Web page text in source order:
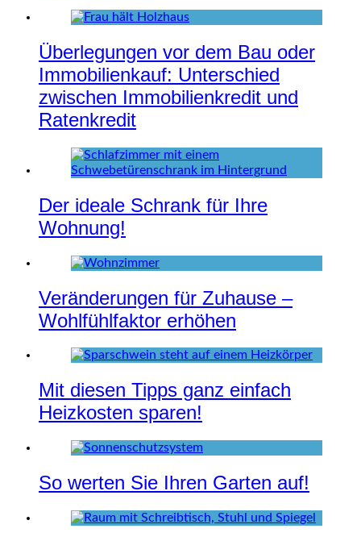
Überlegungen vor dem Bau oder
Immobilienkauf: Unterschied
zwischen Immobilienkredit und
Ratenkredit
Der ideale Schrank für Ihre
Wohnung!
Veränderungen für Zuhause –
Wohlfühlfaktor erhöhen
Mit diesen Tipps ganz einfach
Heizkosten sparen!
So werten Sie Ihren Garten auf!